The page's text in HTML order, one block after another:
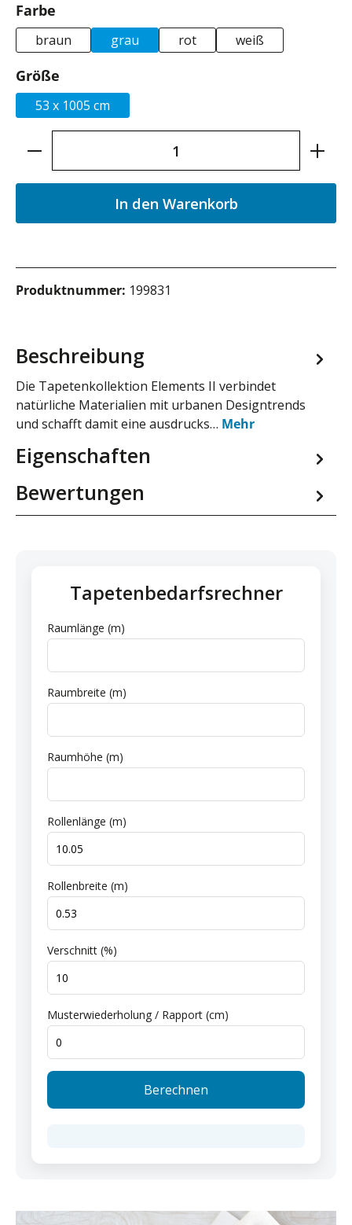
Farbe
braun grau rot weiß
Größe
53 x 1005 cm
Produkt Anzahl: Gib den gewünschten
In den Warenkorb
Produktnummer: 199831
Beschreibung
Die Tapetenkollektion Elements II verbindet
natürliche Materialien mit urbanen Designtrends
und schafft damit eine ausdrucks… Mehr
Eigenschaften
Bewertungen
Tapetenbedarfsrechner
Raumlänge (m)
Raumbreite (m)
Raumhöhe (m)
Rollenlänge (m)
Rollenbreite (m)
Verschnitt (%)
Musterwiederholung / Rapport (cm)
Berechnen